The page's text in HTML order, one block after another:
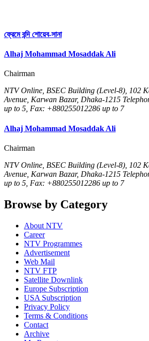
ফ্রেমে বন্দি শোয়েব-সানা
Alhaj Mohammad Mosaddak Ali
Chairman
NTV Online, BSEC Building (Level-8), 102
Avenue, Karwan Bazar, Dhaka-1215
up to 5, Fax: +880255012286 up to 7
Alhaj Mohammad Mosaddak Ali
Chairman
NTV Online, BSEC Building (Level-8), 102
Avenue, Karwan Bazar, Dhaka-1215
up to 5, Fax: +880255012286 up to 7
Browse by Category
About NTV
Career
NTV Programmes
Advertisement
Web Mail
NTV FTP
Satellite Downlink
Europe Subscription
USA Subscription
Privacy Policy
Terms & Conditions
Contact
Archive